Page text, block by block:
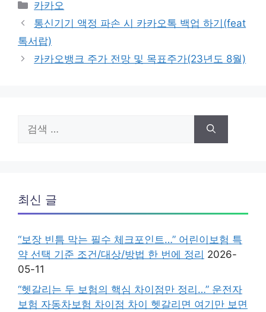
카
테
리
카카오
통신기기 액정 파손 시 카카오톡 백업 하기(feat
톡서랍)
카카오뱅크 주가 전망 및 목표주가(23년도 8월)
색:
최신 글
“보장 빈틈 막는 필수 체크포인트…” 어린이보험 특
약 선택 기준 조건/대상/방법 한 번에 정리 2026-
05-11
“헷갈리는 두 보험의 핵심 차이점만 정리…” 운전자
보험 자동차보험 차이점 차이 헷갈리면 여기만 보면